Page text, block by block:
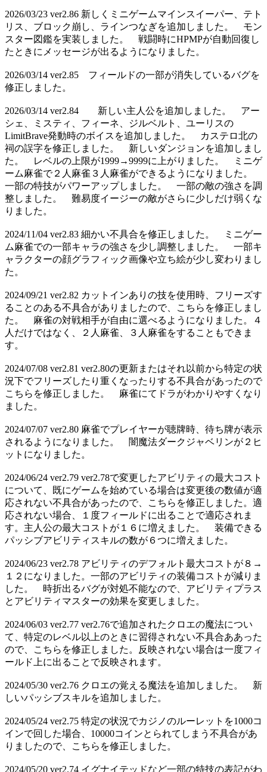
2026/03/23 ver2.86 新しくミニゲームマインスイーパー、テト
リス、ブロック崩し、ラインつなぎを追加しました。 モン
スター図鑑を実装しました。 戦闘時にHPMPが自動回復し
たときにメッセージが出るようになりました。
2026/03/14 ver2.85 フィールドの一部が消失しているバグを
修正しました。
2026/03/14 ver2.84 新しい主人公を追加しました。 アー
シェ、ミスティ、フィーネ、ジルベルト、ユーリスの
LimitBrave発動時のボイスを追加しました。 カステロ北の
祠の誤字を修正しました。 新しいダンジョンを追加しまし
た。 レベルの上限が1999→9999に上がりました。 ミニゲ
ーム麻雀で２人麻雀３人麻雀ができるようになりました。
一部の特技がパワーアップしました。 一部の敵の強さを調
整しました。 難易度イージーの敵がさらに少しだけ弱くな
りました。
2024/11/04 ver2.83 細かい不具合を修正しました。 ミニゲー
ム麻雀での一部キャラの強さを少し調整しました。 一部キ
ャラクターの顔グラフィック画像や立ち絵が少し変わりまし
た。
2024/09/21 ver2.82 カットインありの技を使用時、フリーズす
ることのある不具合がありましたので、こちらを修正しまし
た。 麻雀の対戦相手が自由に選べるようになりました。４
人だけではなく、２人麻雀、３人麻雀をすることもできま
す。
2024/07/08 ver2.81 ver2.80の更新またはそれ以前から特定の状
況下でフリーズしたり重くなったりする不具合があったので
こちらを修正しました。 麻雀にてドラがわかりやすくなり
ました。
2024/07/07 ver2.80 麻雀でプレイヤーが聴牌時、待ち牌が表示
されるようになりました。 闇魔法ダークジャベリンが２ヒ
ットになりました。
2024/06/24 ver2.79 ver2.78で変更したアビリティの最大コスト
について、既にゲームを始めている場合は変更後の数値が適
応されない不具合があったので、こちらを修正しました。適
応されない場合、１度フィールドに出ることで適応されま
す。主人公の最大コストが１６に増えました。 装備できる
パッシブアビリティスキルの数が６つに増えました。
2024/06/23 ver2.78 アビリティのデフォルト最大コストが８→
１２になりました。一部のアビリティの装備コストが減りま
した。 時折出るバグが対処不能なので、アビリティプラス
とアビリティマスターの効果を変更しました。
2024/06/03 ver2.77 ver2.76で追加されたクロエの魔法につい
て、特定のレベル以上のときに習得されない不具合ああった
ので、こちらを修正しました。反映されない場合は一度フィ
ールド上に出ることで反映されます。
2024/05/30 ver2.76 クロエの覚える魔法を追加しました。 新
しいパッシブスキルを追加しました。
2024/05/24 ver2.75 特定の状況でカジノのルーレットを1000コ
インで回した場合、10000コインとられてしまう不具合があ
りましたので、こちらを修正しました。
2024/05/20 ver2.74 イグナイテッドなど一部の特技の表記がわ